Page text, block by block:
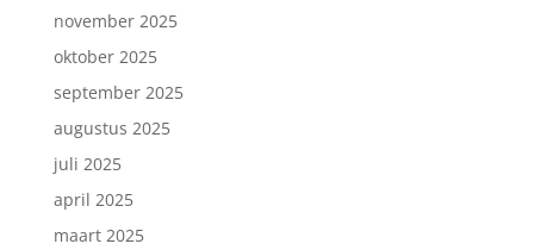
november 2025
oktober 2025
september 2025
augustus 2025
juli 2025
april 2025
maart 2025